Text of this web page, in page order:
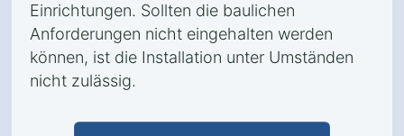
Einrichtungen. Sollten die baulichen
Anforderungen nicht eingehalten werden
können, ist die Installation unter Umständen
nicht zulässig.